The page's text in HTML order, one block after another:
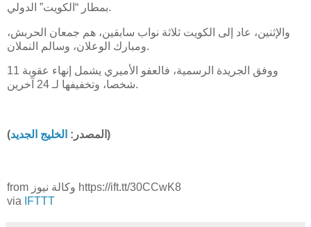
بمطار “الكويت” الدولي.
والإثنين، عاد إلى الكويت ثلاثة نواب سابقين، هم جمعان الحربش،
ومبارك الوعلان، وسالم النملان.
ووفق الجريدة الرسمية، فالعفو الأميري يشمل إنهاء عقوبة 11
شخصا، وتخفيفها لـ 24 آخرين.
(المصدر: الخليج الجديد )
from وكالة نيوز https://ift.tt/30CCwK8
via
IFTTT